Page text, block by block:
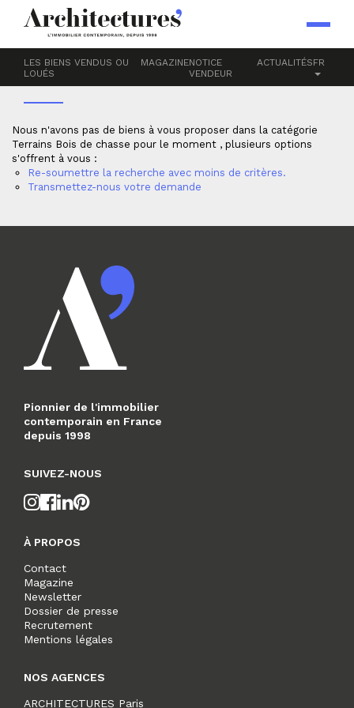
LES BIENS VENDUS OU
LOUÉS
MAGAZINENOTICE
VENDEUR
ACTUALITÉSFR
Accueil Terrains BOIS DE CHASSE
Nous n'avons pas de biens à vous proposer dans la catégorie
Terrains Bois de chasse pour le moment , plusieurs options
s'offrent à vous :
Re-soumettre la recherche avec moins de critères.
Transmettez-nous votre demande
Pionnier de l'immobilier
contemporain en France
depuis 1998
SUIVEZ-NOUS
À PROPOS
Contact
Magazine
Newsletter
Dossier de presse
Recrutement
Mentions légales
NOS AGENCES
ARCHITECTURES Paris